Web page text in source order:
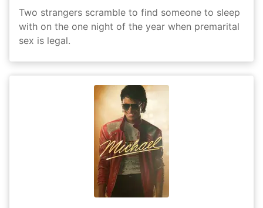
Two strangers scramble to find someone to sleep
with on the one night of the year when premarital
sex is legal.